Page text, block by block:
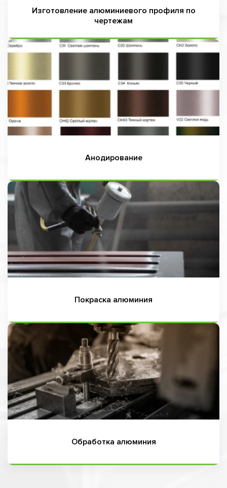
Изготовление алюминиевого профиля по
чертежам
Анодирование
Покраска алюминия
Обработка алюминия